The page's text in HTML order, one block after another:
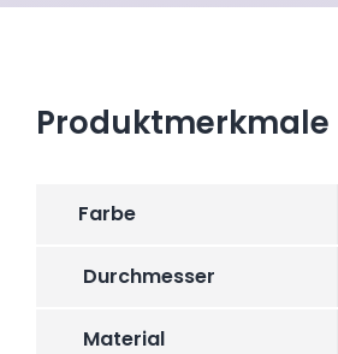
Produktmerkmale
Farbe
Durchmesser
Material